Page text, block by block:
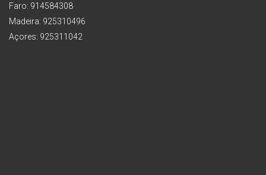
Faro: 914584308
Madeira: 925310496
Açores: 925311042